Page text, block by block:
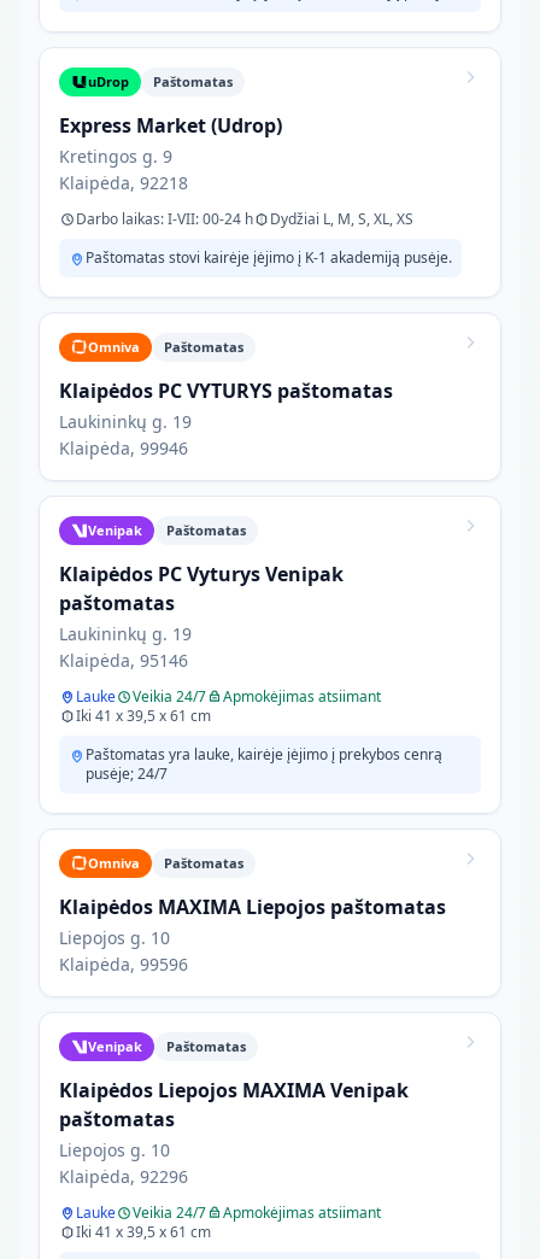
uDrop Paštomatas
Express Market (Udrop)
Kretingos g. 9
Klaipėda, 92218
Darbo laikas: I-VII: 00-24 h
Dydžiai L, M, S, XL, XS
Paštomatas stovi kairėje įėjimo į K-1 akademiją pusėje.
Omniva Paštomatas
Klaipėdos PC VYTURYS paštomatas
Laukininkų g. 19
Klaipėda, 99946
Venipak Paštomatas
Klaipėdos PC Vyturys Venipak
paštomatas
Laukininkų g. 19
Klaipėda, 95146
Lauke Veikia 24/7
Apmokėjimas atsiimant
Iki 41 x 39,5 x 61 cm
Paštomatas yra lauke, kairėje įėjimo į prekybos cenrą
pusėje; 24/7
Omniva Paštomatas
Klaipėdos MAXIMA Liepojos paštomatas
Liepojos g. 10
Klaipėda, 99596
Venipak Paštomatas
Klaipėdos Liepojos MAXIMA Venipak
paštomatas
Liepojos g. 10
Klaipėda, 92296
Lauke Veikia 24/7
Apmokėjimas atsiimant
Iki 41 x 39,5 x 61 cm